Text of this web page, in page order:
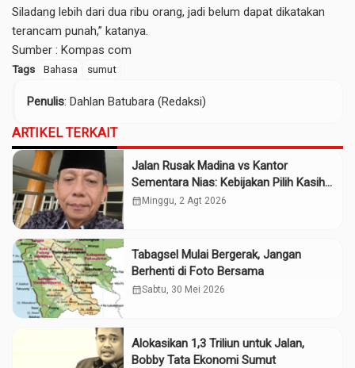
Siladang lebih dari dua ribu orang, jadi belum dapat dikatakan
terancam punah,” katanya.
Sumber : Kompas com
Tags Bahasa sumut
Penulis: Dahlan Batubara (Redaksi)
ARTIKEL TERKAIT
Jalan Rusak Madina vs Kantor
Sementara Nias: Kebijakan Pilih Kasih
Gubsu
calendar_month Minggu, 2 Agt 2026
Tabagsel Mulai Bergerak, Jangan
Berhenti di Foto Bersama
calendar_monthSabtu, 30 Mei 2026
Alokasikan 1,3 Triliun untuk Jalan,
Bobby Tata Ekonomi Sumut